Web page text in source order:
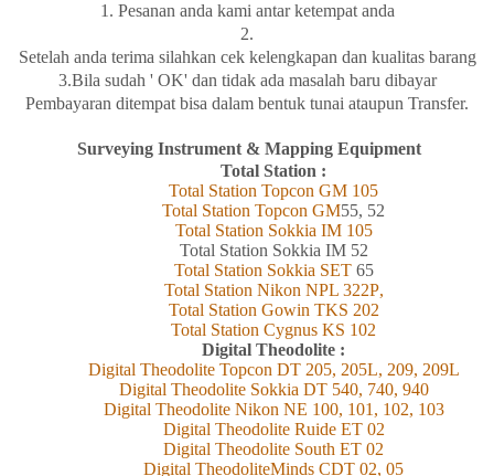
1. Pesanan anda kami antar ketempat anda
2.
Setelah anda terima silahkan cek kelengkapan dan kualitas barang
3.Bila sudah ' OK' dan tidak ada masalah baru dibayar
Pembayaran ditempat bisa dalam bentuk tunai ataupun Transfer.
Surveying Instrument & Mapping Equipment
Total Station :
Total Station Topcon GM 105
Total Station Topcon GM55, 52
Total Station Sokkia IM105
Total Station Sokkia IM 52
Total Station Sokkia SET 65
Total Station Nikon NPL 322P,
Total Station Gowin TKS 202
Total Station Cygnus KS 102
Digital Theodolite :
Digital Theodolite Topcon DT 205, 205L, 209, 209L
Digital Theodolite Sokkia DT 540, 740, 940
Digital Theodolite Nikon NE 100, 101, 102, 103
Digital Theodolite Ruide ET 02
Digital Theodolite South ET 02
Digital TheodoliteMinds CDT 02, 05